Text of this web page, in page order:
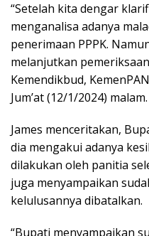
“Setelah kita dengar
menganalisa adanya
penerimaan PPPK.
melanjutkan
Kemendikbud,
Jum’at (12/1/2024) malam.
James menceritakan,
dia mengakui adanya
dilakukan oleh panitia
juga menyampaikan
kelulusannya dibatalkan.
“Bupati menyampaikan